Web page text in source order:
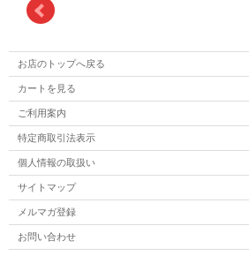
お店のトップへ戻る
カートを見る
ご利用案内
特定商取引法表示
個人情報の取扱い
サイトマップ
メルマガ登録
お問い合わせ